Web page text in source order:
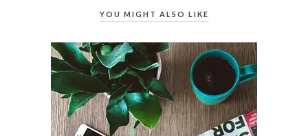
YOU MIGHT ALSO LIKE